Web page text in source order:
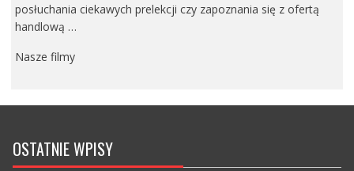
posłuchania ciekawych prelekcji czy zapoznania się z ofertą
handlową …
Nasze filmy
OSTATNIE WPISY